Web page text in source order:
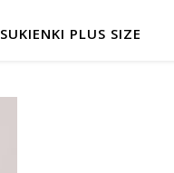
SUKIENKI PLUS SIZE